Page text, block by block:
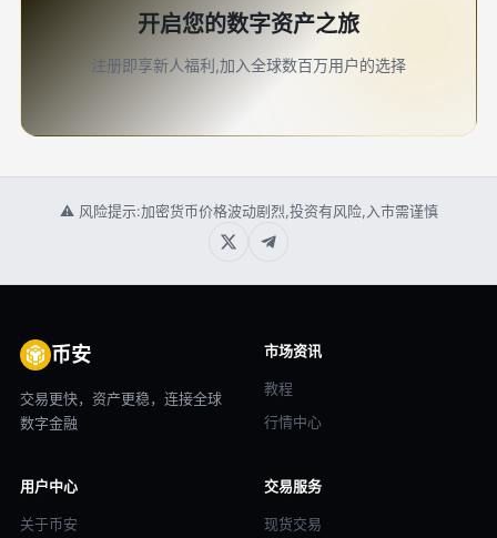
开启您的数字资产之旅
注册即享新人福利,加入全球数百万用户的选择
⚠ 风险提示:加密货币价格波动剧烈,投资有风险,入市需谨慎
币安
交易更快，资产更稳，连接全球
数字金融
市场资讯
教程
行情中心
用户中心
关于币安
交易服务
现货交易